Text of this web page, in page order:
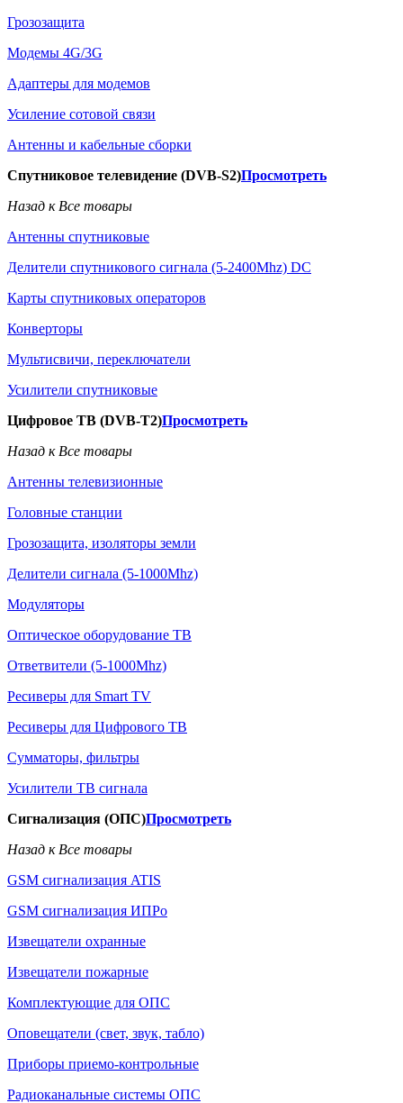
Грозозащита
Модемы 4G/3G
Адаптеры для модемов
Усиление сотовой связи
Антенны и кабельные сборки
Спутниковое телевидение (DVB-S2)Просмотреть
Назад к Все товары
Антенны спутниковые
Делители спутникового сигнала (5-2400Mhz) DC
Карты спутниковых операторов
Конверторы
Мультисвичи, переключатели
Усилители спутниковые
Цифровое ТВ (DVB-T2)Просмотреть
Назад к Все товары
Антенны телевизионные
Головные станции
Грозозащита, изоляторы земли
Делители сигнала (5-1000Mhz)
Модуляторы
Оптическое оборудование ТВ
Ответвители (5-1000Mhz)
Ресиверы для Smart TV
Ресиверы для Цифрового ТВ
Сумматоры, фильтры
Усилители ТВ сигнала
Сигнализация (ОПС)Просмотреть
Назад к Все товары
GSM сигнализация ATIS
GSM сигнализация ИПРо
Извещатели охранные
Извещатели пожарные
Комплектующие для ОПС
Оповещатели (свет, звук, табло)
Приборы приемо-контрольные
Радиоканальные системы ОПС